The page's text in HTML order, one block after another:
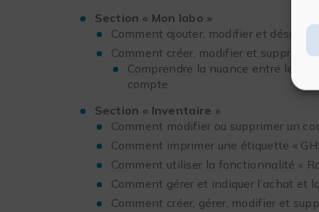
Section « Mon labo »
Comment ajouter, modifier et
Comment créer, modifier et supprimer
Comprendre la nuance entre les
compte
Section « Inventaire »
Comment modifier ou supprimer un
Comment imprimer une étiquette «
Comment utiliser la fonctionnalité «
Comment gérer et indiquer l’achat et
Comment créer, gérer, modifier et